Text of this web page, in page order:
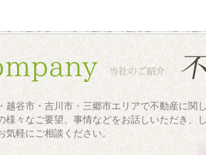
越谷市・吉川市・三郷市エリアで不動産に関
様々なご要望、事情などをお話しいただき、
気軽にご相談ください。